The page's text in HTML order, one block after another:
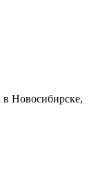
в Новосибирске,